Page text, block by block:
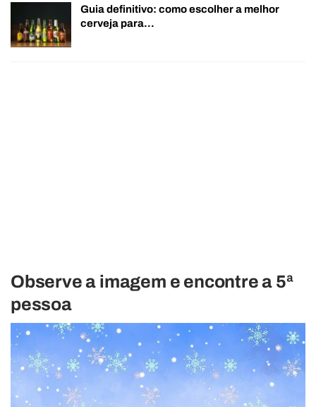
Guia definitivo: como escolher a melhor
cerveja para…
Observe a imagem e encontre a 5ª
pessoa